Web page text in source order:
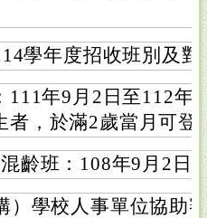
學年度招收班別及
111年9月2日至112年
者，於滿2歲當月可登
齡班：108年9月2日
）學校人事單位協助